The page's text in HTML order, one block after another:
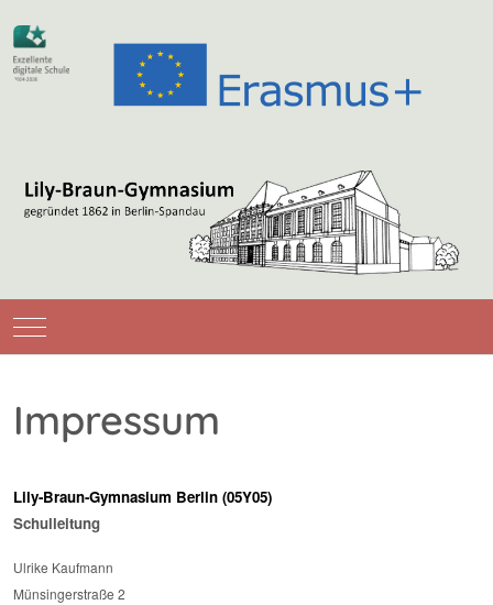
Mobile Menu Toggle
Impressum
Lily-Braun-Gymnasium Berlin (05Y05)
Schulleitung
Ulrike Kaufmann
Münsingerstraße 2